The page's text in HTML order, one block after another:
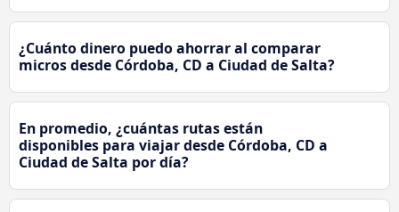
¿Cuánto dinero puedo ahorrar al comparar
micros desde Córdoba, CD a Ciudad de Salta?
En promedio, ¿cuántas rutas están
disponibles para viajar desde Córdoba, CD a
Ciudad de Salta por día?